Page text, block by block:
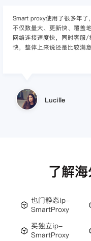
Smart proxy使用了很多年了
不仅数量大、更新快、覆盖
网络连接速度快，同时客服/
快，整体上来说还是比较满意
Lucille
了解
也门静态ip-
SmartProxy
买独立ip-
SmartProxy